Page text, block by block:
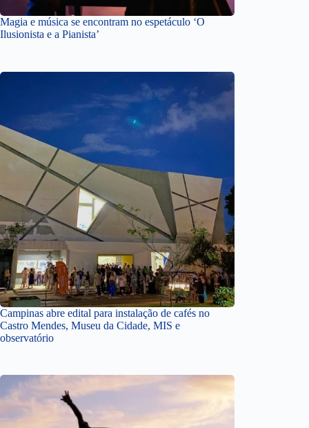
Magia e música se encontram no espetáculo ‘O
Ilusionista e a Pianista’
Campinas abre edital para instalação de cafés no
Castro Mendes, Museu da Cidade, MIS e
observatório